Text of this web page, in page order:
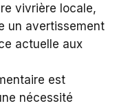
vivrière locale,
un avertissement
actuelle aux
est
nécessité